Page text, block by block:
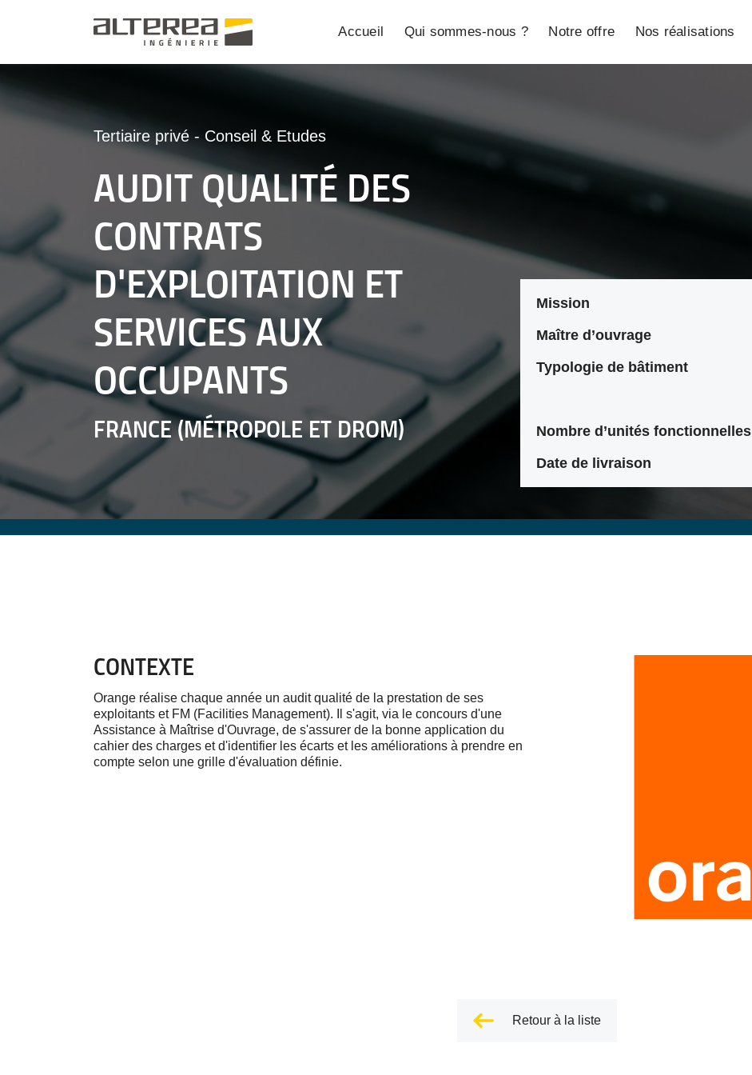
Accueil Qui sommes-nous ? Notre offre Nos réalisations
Tertiaire privé - Conseil & Etudes
AUDIT QUALITÉ DES
CONTRATS
D'EXPLOITATION ET
SERVICES AUX
OCCUPANTS
FRANCE (MÉTROPOLE ET DROM)
Mission
Maître d’ouvrage
Typologie de bâtiment
Nombre d’unités fonctionnelles
Date de livraison
CONTEXTE
Orange réalise chaque année un audit qualité de la prestation de ses
exploitants et FM (Facilities Management). Il s'agit, via le concours d'une
Assistance à Maîtrise d'Ouvrage, de s'assurer de la bonne application du
cahier des charges et d'identifier les écarts et les améliorations à prendre en
compte selon une grille d'évaluation définie.
Retour à la liste